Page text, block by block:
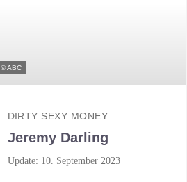
© ABC
DIRTY SEXY MONEY
Jeremy Darling
Update: 10. September 2023